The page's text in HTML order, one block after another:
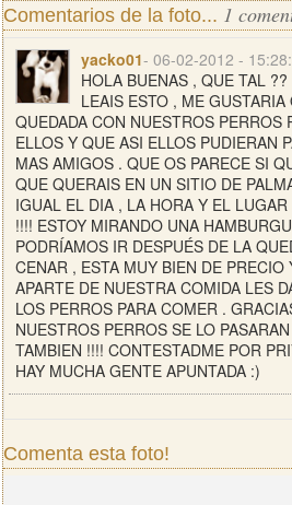
Comentarios de la foto... 1
yacko01- 06-02-2012 -
HOLA BUENAS , QUE TAL
LEAIS ESTO , ME
QUEDADA CON NUESTROS PERROS
ELLOS Y QUE ASI ELLOS PUDIERAN
MAS AMIGOS . QUE OS PARECE SI
QUE QUERAIS EN UN SITIO DE
IGUAL EL DIA , LA HORA Y EL
!!!! ESTOY MIRANDO UNA
PODRÍAMOS IR DESPUÉS DE LA
CENAR , ESTA MUY BIEN DE
APARTE DE NUESTRA COMIDA LES
LOS PERROS PARA COMER .
NUESTROS PERROS SE LO
TAMBIEN !!!! CONTESTADME POR
HAY MUCHA GENTE APUNTADA :)
Comenta esta foto!